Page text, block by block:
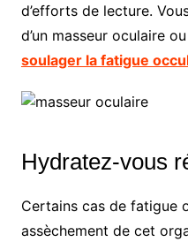
d’efforts de lecture.
d’un masseur oculaire
soulager la fatigue
Hydratez-vous
Certains cas de fatigue
assèchement de cet